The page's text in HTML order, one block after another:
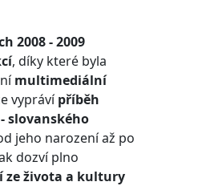
2008 - 2009
, díky které byla
multimediální
vyprávípříběh
slovanského
jeho narození až po
dozví plno
ze života a kultury